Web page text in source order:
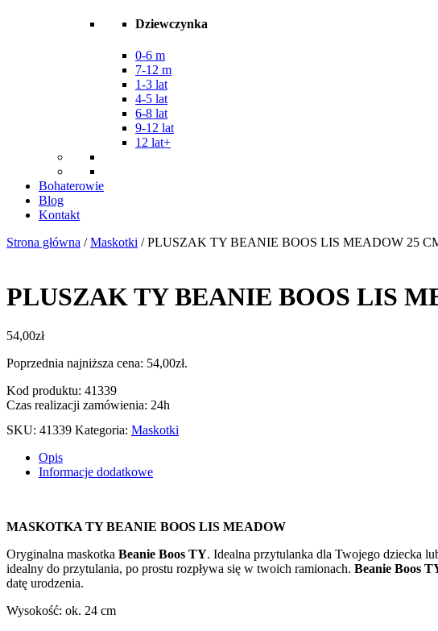
Dziewczynka
0-6 m
7-12 m
1-3 lat
4-5 lat
6-8 lat
9-12 lat
12 lat+
Bohaterowie
Blog
Kontakt
Strona główna /Maskotki / PLUSZAK TY BEANIE BOOS LIS MEADOW 25
PLUSZAK TY BEANIE BOOS LIS
54,00zł
Poprzednia najniższa cena: 54,00zł.
Kod produktu: 41339
Czas realizacji zamówienia: 24h
SKU: 41339 Kategoria: Maskotki
Opis
Informacje dodatkowe
MASKOTKA TY BEANIE BOOS LIS MEADOW
Oryginalna maskotka Beanie Boos TY. Idealna przytulanka dla Twojego dziecka
idealny do przytulania, po prostu rozpływa się w twoich ramionach. Beanie Boos
datę urodzenia.
Wysokość: ok. 24 cm